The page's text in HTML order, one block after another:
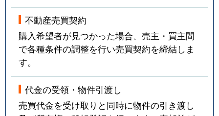
不動産売買契約
購入希望者が見つかった場合、売主・買主間
で各種条件の調整を行い売買契約を締結しま
す。
代金の受領・物件引渡し
売買代金を受け取りと同時に物件の引き渡し